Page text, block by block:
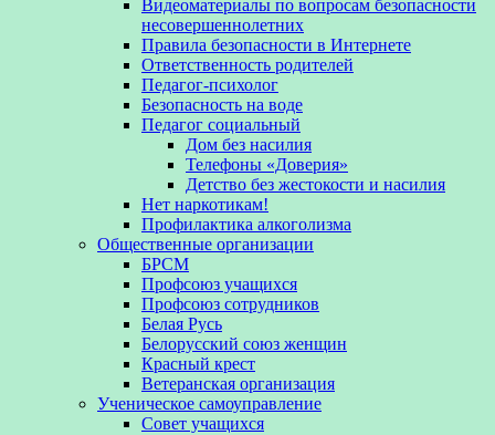
Видеоматериалы по вопросам безопасности
несовершеннолетних
Правила безопасности в Интернете
Ответственность родителей
Педагог-психолог
Безопасность на воде
Педагог социальный
Дом без насилия
Телефоны «Доверия»
Детство без жестокости и насилия
Нет наркотикам!
Профилактика алкоголизма
Общественные организации
БРСМ
Профсоюз учащихся
Профсоюз сотрудников
Белая Русь
Белорусский союз женщин
Красный крест
Ветеранская организация
Ученическое самоуправление
Совет учащихся